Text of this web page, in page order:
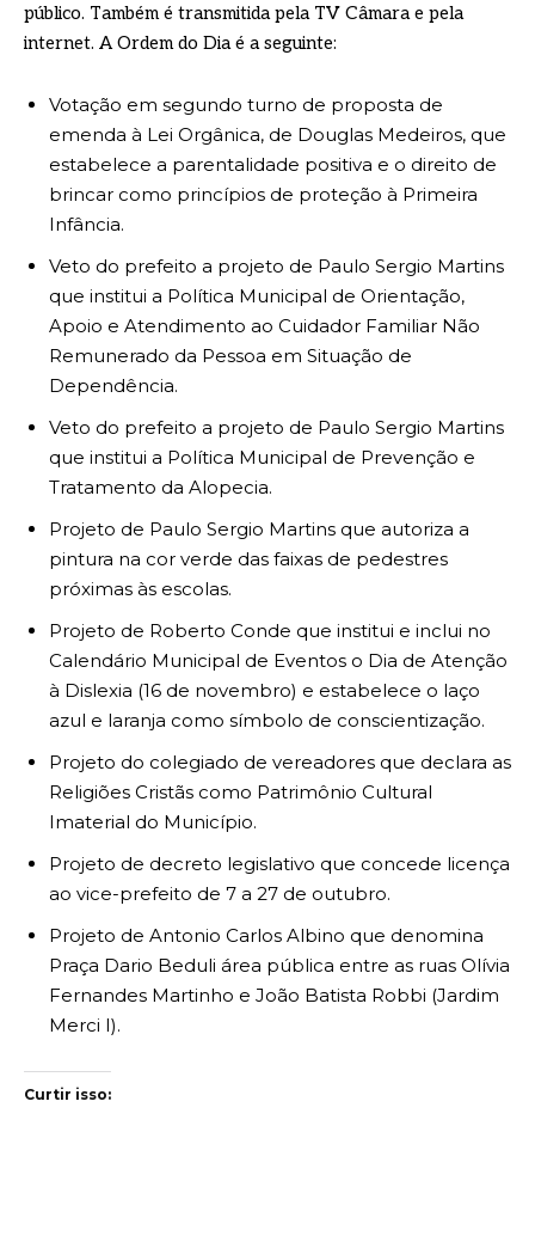
público. Também é transmitida pela TV Câmara e pela
internet. A Ordem do Dia é a seguinte:
Votação em segundo turno de proposta de
emenda à Lei Orgânica, de Douglas Medeiros, que
estabelece a parentalidade positiva e o direito de
brincar como princípios de proteção à Primeira
Infância.
Veto do prefeito a projeto de Paulo Sergio Martins
que institui a Política Municipal de Orientação,
Apoio e Atendimento ao Cuidador Familiar Não
Remunerado da Pessoa em Situação de
Dependência.
Veto do prefeito a projeto de Paulo Sergio Martins
que institui a Política Municipal de Prevenção e
Tratamento da Alopecia.
Projeto de Paulo Sergio Martins que autoriza a
pintura na cor verde das faixas de pedestres
próximas às escolas.
Projeto de Roberto Conde que institui e inclui no
Calendário Municipal de Eventos o Dia de Atenção
à Dislexia (16 de novembro) e estabelece o laço
azul e laranja como símbolo de conscientização.
Projeto do colegiado de vereadores que declara as
Religiões Cristãs como Patrimônio Cultural
Imaterial do Município.
Projeto de decreto legislativo que concede licença
ao vice-prefeito de 7 a 27 de outubro.
Projeto de Antonio Carlos Albino que denomina
Praça Dario Beduli área pública entre as ruas Olívia
Fernandes Martinho e João Batista Robbi (Jardim
Merci I).
Curtir isso: